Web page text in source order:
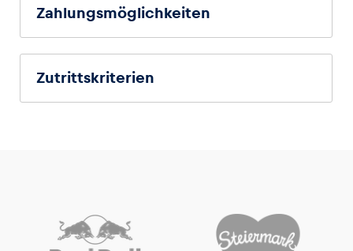
Zahlungsmöglichkeiten
Zutrittskriterien